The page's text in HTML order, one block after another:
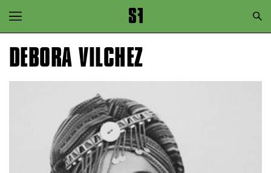
Zur Hauptnavigation springen
Zum Hauptinhalt springen
DEBORA VILCHEZ